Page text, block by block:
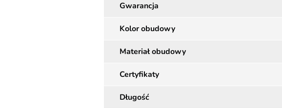
Gwarancja
Kolor obudowy
Materiał obudowy
Certyfikaty
Długość